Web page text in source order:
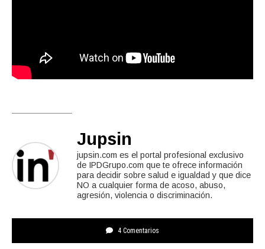
Jupsin
jupsin.com es el portal profesional exclusivo
de IPDGrupo.com que te ofrece información
para decidir sobre salud e igualdad y que dice
NO a cualquier forma de acoso, abuso,
agresión, violencia o discriminación.
4 Comentarios